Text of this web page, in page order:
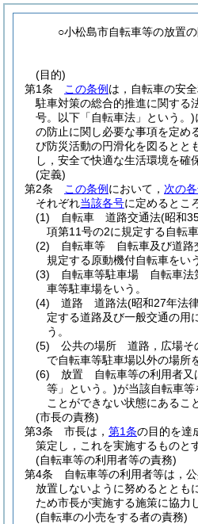
○小松島市自転車等の放置
(目的)
第1条
この条例 は，自転車の安
駐車対策の総合的推進に関する
号。以下「自転車法」という。)
の防止に関し必要な事項を定め
び防災活動の円滑化を図るとと
し，安全で快適な生活環境を確
(定義)
第2条
この条例 において， 次の
それぞれ当該各号に定めるとこ
(1)
自転車 道路交通法(昭和
項第11号の2に規定する自転車
(2)
自転車等 自転車及び道路
規定する原動機付自転車をい
(3)
自転車等駐車場 自転車法
車等駐車場をいう。
(4)
道路 道路法(昭和27年法
定する道路及び一般交通の用
う。
(5)
公共の場所 道路，広場そ
で自転車等駐車場以外の場所
(6)
放置 自転車等の利用者又
等」という。)が当該自転車
ことができない状態にあるこ
(市長の責務)
第3条
市長は， 第1条の目的を達
策定し，これを実施するものと
(自転車等の利用者等の責務)
第4条
自転車等の利用者等は，
放置しないように努めるととも
ため市長が実施する施策に協力
(自転車の小売をする者の責務)